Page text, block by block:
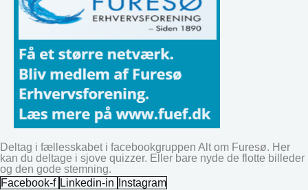
Deltag i fællesskabet i facebookgruppen Alt om Furesø. Her
kan du deltage i sjove quizzer. Eller bare nyde de flotte billeder
og den gode stemning.
Facebook-f Linkedin-in
Instagram